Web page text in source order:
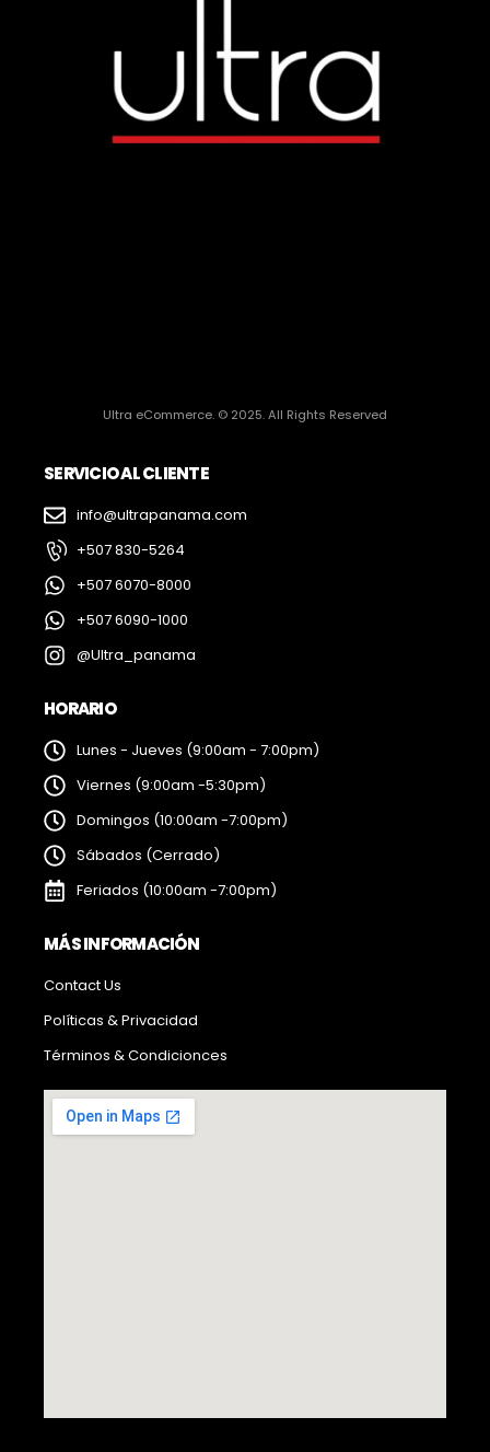
Ultra eCommerce. © 2025. All Rights Reserved
SERVICIO AL CLIENTE
info@ultrapanama.com
+507 830-5264
+507 6070-8000
+507 6090-1000
@Ultra_panama
HORARIO
Lunes - Jueves (9:00am - 7:00pm)
Viernes (9:00am -5:30pm)
Domingos (10:00am -7:00pm)
Sábados (Cerrado)
Feriados (10:00am -7:00pm)
MÁS INFORMACIÓN
Contact Us
Políticas & Privacidad
Términos & Condicionces